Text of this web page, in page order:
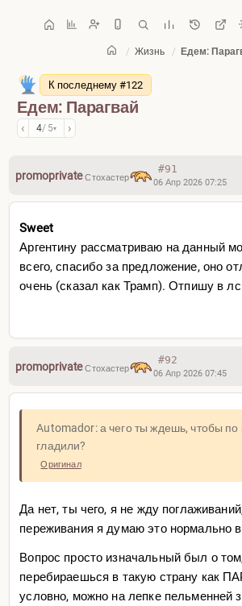
/ Жизнь / Едем:
Главная / Жизнь
Едем: Парагвай
‹ 4/ 5▾ ›
К последнему #122
promoprivateСтохастер
#91
06 Апр 2026 07:25
Sweet
Аргентину рассматриваю на данный
всего, спасибо за предложение, оно
очень (сказал как Трамп). Отпишу в
promoprivateСтохастер
#92
06 Апр 2026 07:45
Automador: а чего ты ждешь, чтобы по
гладили?
Оригинал
Да нет, ты чего, я не жду
переживания я думаю это нормально
Вопрос просто изначальный был о
перебираешься в такую страну как
условно, можно на лепке пельменней